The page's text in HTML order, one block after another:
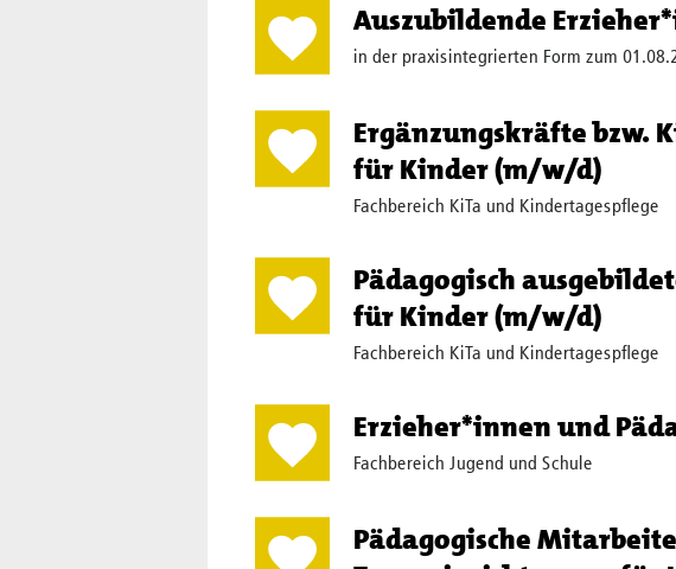
Auszubildende
in der praxisintegrierten Form zum
Ergänzungskräfte bzw.
für Kinder (m/w/d)
Fachbereich KiTa und Kindertagespflege
Pädagogisch
für Kinder (m/w/d)
Fachbereich KiTa und Kindertagespflege
Erzieher*innen und
Fachbereich Jugend und Schule
Pädagogische